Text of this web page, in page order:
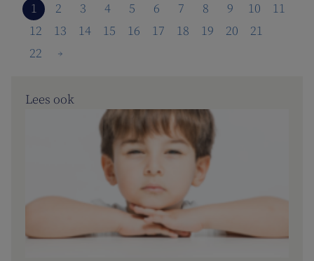
Lees ook
1 2 3 4 5 6 7 8 9 10
11
12
13 14 15 16 17 18 19 20
21
22